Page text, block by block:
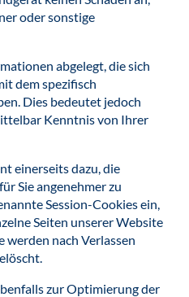
oder sonstige
abgelegt, die sich
dem spezifisch
Dies bedeutet jedoch
Kenntnis von Ihrer
einerseits dazu, die
Sie angenehmer zu
Session-Cookies ein,
Seiten unserer Website
werden nach Verlassen
zur Optimierung der